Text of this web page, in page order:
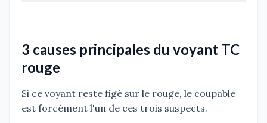
3 causes principales du voyant TC
rouge
Si ce voyant reste figé sur le rouge, le coupable
est forcément l'un de ces trois suspects.